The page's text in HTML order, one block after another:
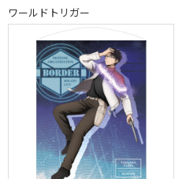
ワールドトリガー